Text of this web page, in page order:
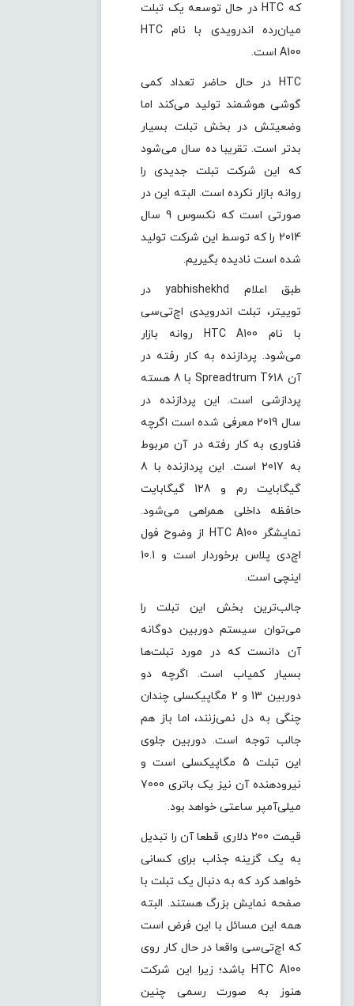
که HTC در حال توسعه یک تبلت
میان‌رده اندرویدی با نام HTC
A100 است.
HTC‌ در حال حاضر تعداد کمی
گوشی هوشمند تولید می‌کند اما
وضعیتش در بخش تبلت بسیار
بدتر است. تقریبا ده سال می‌شود
که این شرکت تبلت جدیدی را
روانه بازار نکرده است. البته این در
صورتی است که نکسوس 9 سال
2014 را که توسط این شرکت تولید
شده است نادیده بگیریم.
طبق اعلام yabhishekhd در
توییتر، تبلت اندرویدی اچ‌تی‌سی
با نام HTC A100 روانه بازار
می‌شود. پردازنده به کار رفته در
آن Spreadtrum T618 با 8 هسته
پردازشی است. این پردازنده در
سال 2019 معرفی شده است اگرچه
فناوری به کار رفته در آن مربوط
به 2017 است. این پردازنده با 8
گیگابایت رم و 128 گیگابایت
حافظه داخلی همراهی می‌شود.
نمایشگر HTC A100 از وضوح فول
اچ‌دی پلاس برخوردار است و 10.1
اینچی است.
جالب‌ترین بخش این تبلت را
می‌توان سیستم دوربین دوگانه
آن دانست که در مورد تبلت‌ها
بسیار کمیاب است. اگرچه دو
دوربین 13 و 2 مگاپیکسلی چندان
چنگی به دل نمی‌زنند، اما باز هم
جالب توجه است. دوربین جلوی
این تبلت 5 مگاپیکسلی است و
نیرودهنده آن نیز یک باتری 7000
میلی‌آمپر ساعتی خواهد بود.
قیمت 200 دلاری قطعا آن را تبدیل
به یک گزینه جذاب برای کسانی
خواهد کرد که به دنبال یک تبلت با
صفحه نمایش بزرگ هستند. البته
همه این مسائل با این فرض است
که اچ‌تی‌سی واقعا در حال کار روی
HTC A100 باشد؛ زیرا این شرکت
هنوز به صورت رسمی چنین